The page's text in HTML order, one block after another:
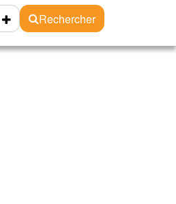
Rechercher